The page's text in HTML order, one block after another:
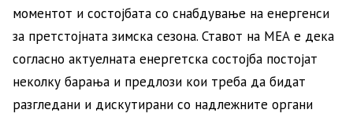
моментот и состојбата со снабдување на енергенси
за претстојната зимска сезона. Ставот на МЕА е дека
согласно актуелната енергетска состојба постојат
неколку барања и предлози кои треба да бидат
разгледани и дискутирани со надлежните органи